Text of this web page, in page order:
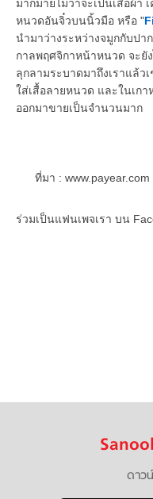
มากมายไม่ว่าจะเป็นเสื้อผ้า
หนวดอันจิ๋วบนนิ้วมือ หรือ "
นำมาว่างระหว่างจมูกกั
กาลพฤศจิกาหน้าหนวด จะยั
ลุกลามระบาดมาถึงเราแล้ว
ใส่เสื้อลายหนวด และในเก
ออกมาขายเป็นจำนวนมาก
ที่มา : www.payear.com
ร่วมเป็นแฟนเพจเรา บน
ดาว